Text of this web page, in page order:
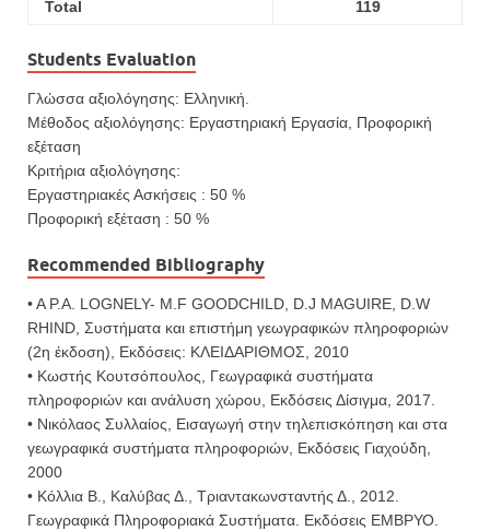
Total 119
Students Evaluation
Γλώσσα αξιολόγησης: Ελληνική.
Μέθοδος αξιολόγησης: Εργαστηριακή Εργασία, Προφορική
εξέταση
Κριτήρια αξιολόγησης:
Εργαστηριακές Ασκήσεις : 50 %
Προφορική εξέταση : 50 %
Recommended Bibliography
• A P.A. LOGNELY- M.F GOODCHILD, D.J MAGUIRE, D.W
RHIND, Συστήματα και επιστήμη γεωγραφικών πληροφοριών
(2η έκδοση), Εκδόσεις: ΚΛΕΙΔΑΡΙΘΜΟΣ, 2010
• Κωστής Κουτσόπουλος, Γεωγραφικά συστήματα
πληροφοριών και ανάλυση χώρου, Εκδόσεις Δίσιγμα, 2017.
• Νικόλαος Συλλαίος, Εισαγωγή στην τηλεπισκόπηση και στα
γεωγραφικά συστήματα πληροφοριών, Εκδόσεις Γιαχούδη,
2000
• Κόλλια Β., Καλύβας Δ., Τριαντακωνσταντής Δ., 2012.
Γεωγραφικά Πληροφοριακά Συστήματα. Εκδόσεις ΕΜΒΡΥΟ.